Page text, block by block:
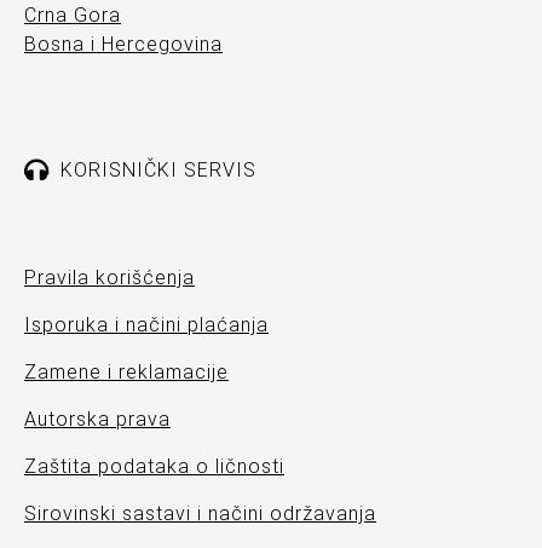
Crna Gora
Bosna i Hercegovina
KORISNIČKI SERVIS
Pravila korišćenja
Isporuka i načini plaćanja
Zamene i reklamacije
Autorska prava
Zaštita podataka o ličnosti
Sirovinski sastavi i načini održavanja